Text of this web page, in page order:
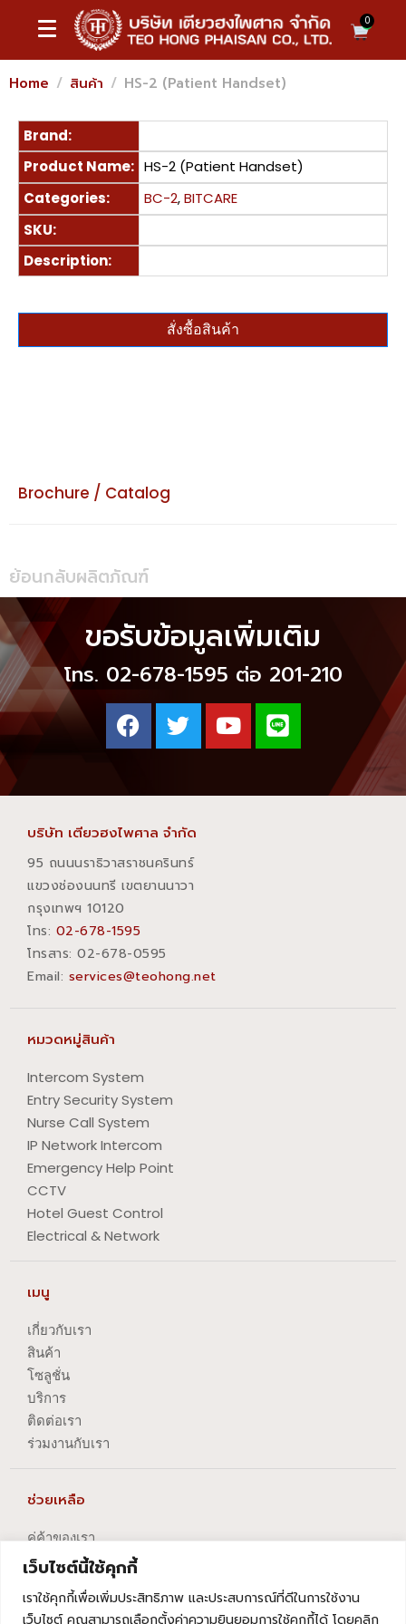
เว็บไซต์นี้ใช้คุกกี้
เราใช้คุกกี้เพื่อเพิ่มประสิทธิภาพ และประสบการณ์ที่ดีในการใช้งาน
เว็บไซต์ คุณสามารถเลือกตั้งค่าความยินยอมการใช้คุกกี้ได้ โดยคลิก
0
Home สินค้า HS-2 (Patient Handset)
Brand:
Product Name: HS-2 (Patient Handset)
Categories:
BC-2,BITCARE
SKU:
Description:
สั่งซื้อสินค้า
Brochure / Catalog
ย้อนกลับผลิตภัณฑ์
ขอรับข้อมูลเพิ่มเติม
โทร. 02-678-1595 ต่อ 201-210
บริษัท เตียวฮงไพศาล จำกัด
95 ถนนนราธิวาสราชนครินทร์
แขวงช่องนนทรี เขตยานนาวา
กรุงเทพฯ 10120
โทร: 02-678-1595
โทรสาร:​ 02-678-0595
Email: services@teohong.net
หมวดหมู่สินค้า
Intercom System
Entry Security System
Nurse Call System
IP Network Intercom
Emergency Help Point
CCTV
Hotel Guest Control
Electrical & Network
เมนู
เกี่ยวกับเรา
สินค้า
โซลูชั่น
บริการ
ติดต่อเรา
ร่วมงานกับเรา
ช่วยเหลือ
คู่ค้าของเรา
นโยบายความเป็นส่วนตัว
นโยบายการปัญหาข้อร้องเรียน
นโยบายการยกเลิกบริการ